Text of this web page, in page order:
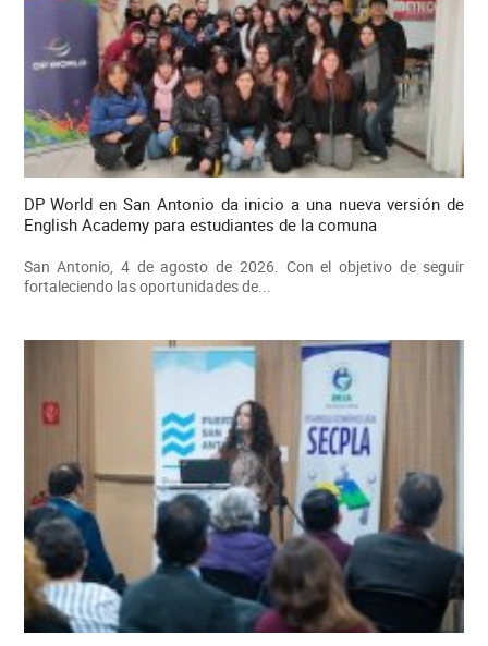
DP World en San Antonio da inicio a una nueva versión de
English Academy para estudiantes de la comuna
San Antonio, 4 de agosto de 2026. Con el objetivo de seguir
fortaleciendo las oportunidades de...